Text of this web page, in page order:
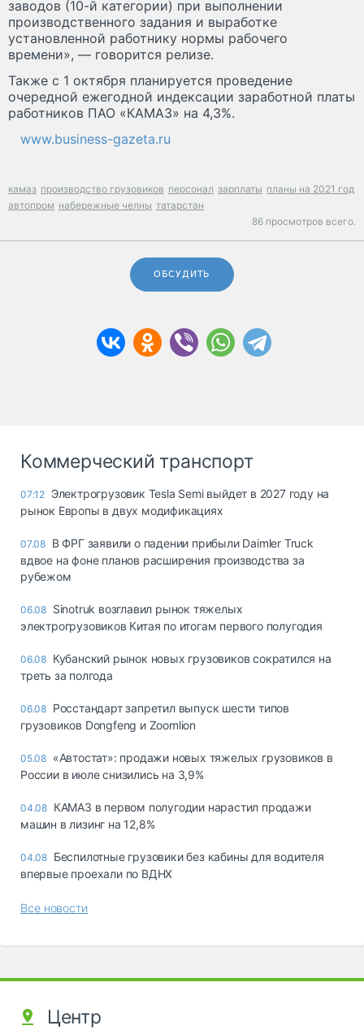
заводов (10-й категории) при выполнении
производственного задания и выработке
установленной работнику нормы рабочего
времени», — говорится релизе.
Также с 1 октября планируется проведение
очередной ежегодной индексации заработной платы
работников ПАО «КАМАЗ» на 4,3%.
www.business-gazeta.ru
камаз производство грузовиков персонал зарплаты планы на 2021 год
автопром набережные челны татарстан
86 просмотров всего.
ОБСУДИТЬ
Коммерческий транспорт
07:12 Электрогрузовик Tesla Semi выйдет в 2027 году на
рынок Европы в двух модификациях
07.08 В ФРГ заявили о падении прибыли Daimler Truck
вдвое на фоне планов расширения производства за
рубежом
06.08 Sinotruk возглавил рынок тяжелых
электрогрузовиков Китая по итогам первого полугодия
06.08 Кубанский рынок новых грузовиков сократился на
треть за полгода
06.08 Росстандарт запретил выпуск шести типов
грузовиков Dongfeng и Zoomlion
05.08 «Автостат»: продажи новых тяжелых грузовиков в
России в июле снизились на 3,9%
04.08 КАМАЗ в первом полугодии нарастил продажи
машин в лизинг на 12,8%
04.08 Беспилотные грузовики без кабины для водителя
впервые проехали по ВДНХ
Все новости
Центр